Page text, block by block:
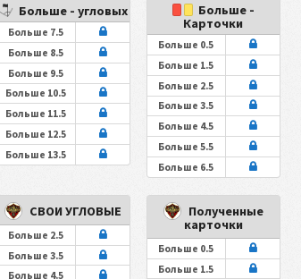
Больше - угловых
Больше 7.5
Больше 8.5
Больше 9.5
Больше 10.5
Больше 11.5
Больше 12.5
Больше 13.5
Больше -
Карточки
Больше 0.5
Больше 1.5
Больше 2.5
Больше 3.5
Больше 4.5
Больше 5.5
Больше 6.5
СВОИ УГЛОВЫЕ
Больше 2.5
Больше 3.5
Больше 4.5
Полученные
карточки
Больше 0.5
Больше 1.5